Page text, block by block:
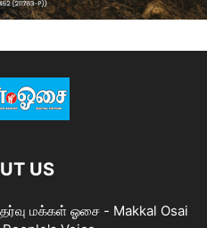
US
மக்கள் ஓசை - Makkal Osai